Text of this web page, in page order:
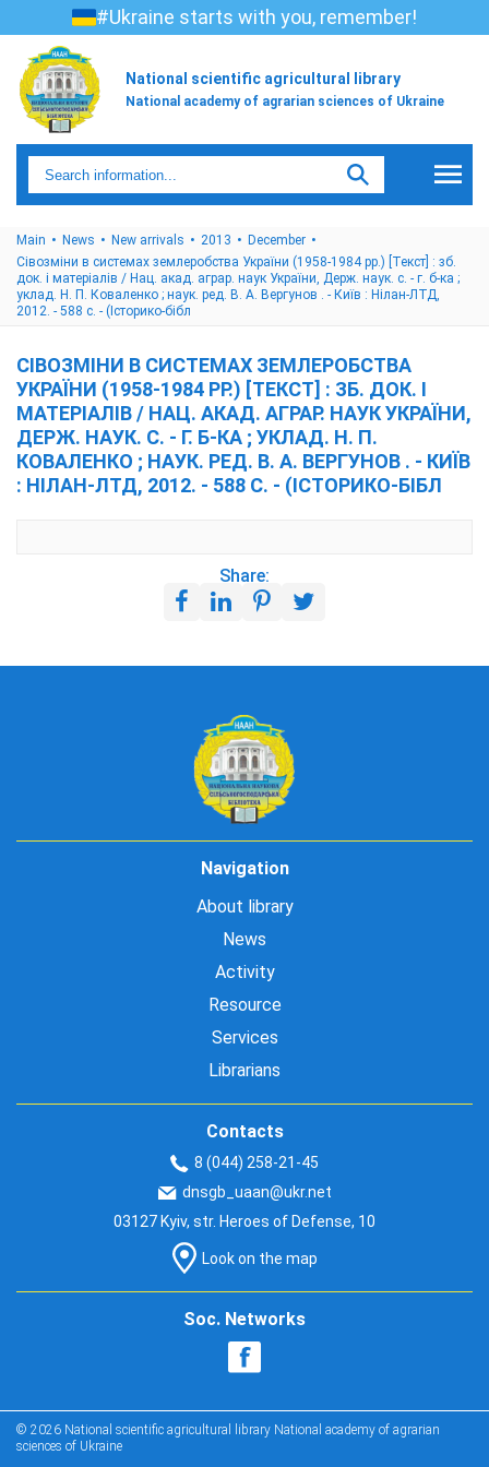
#Ukraine starts with you, remember!
National scientific agricultural library
National academy of agrarian sciences of Ukraine
Main News New arrivals 2013
December
Сівозміни в системах землеробства України (1958-1984 рр.) [Текст] : зб.
док. і матеріалів / Нац. акад. аграр. наук України, Держ. наук. с. - г. б-ка ;
уклад. Н. П. Коваленко ; наук. ред. В. А. Вергунов . - Київ : Нілан-ЛТД,
2012. - 588 с. - (Історико-бібл
СІВОЗМІНИ В СИСТЕМАХ ЗЕМЛЕРОБСТВА
УКРАЇНИ (1958-1984 РР.) [ТЕКСТ] : ЗБ. ДОК. І
МАТЕРІАЛІВ / НАЦ. АКАД. АГРАР. НАУК УКРАЇНИ,
ДЕРЖ. НАУК. С. - Г. Б-КА ; УКЛАД. Н. П.
КОВАЛЕНКО ; НАУК. РЕД. В. А. ВЕРГУНОВ . - КИЇВ
: НІЛАН-ЛТД, 2012. - 588 С. - (ІСТОРИКО-БІБЛ
Share:
Navigation
About library
News
Activity
Resource
Services
Librarians
Contacts
8 (044) 258-21-45
dnsgb_uaan@ukr.net
03127 Kyiv, str. Heroes of Defense, 10
Look on the map
Soc. Networks
© 2026 National scientific agricultural library National academy of agrarian
sciences of Ukraine